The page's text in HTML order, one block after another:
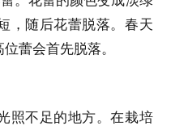
，随后花蕾脱落。春天
蕾会首先脱落。
照不足的地方。在栽培